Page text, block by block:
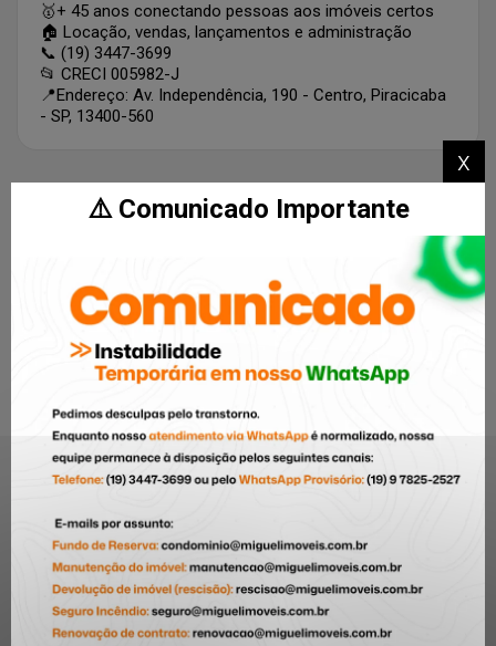
🥇+ 45 anos conectando pessoas aos imóveis certos
🏠 Locação, vendas, lançamentos e administração
📞 (19) 3447-3699
📂 CRECI 005982-J
📍Endereço: Av. Independência, 190 - Centro, Piracicaba
- SP, 13400-560
5
Cultura 6
Curiosidade
Decoração
Dica para comprar o 1° imóvel
Dicas
Documentações
eventos
Informação
Inovação
x
⚠️ Comunicado Importante